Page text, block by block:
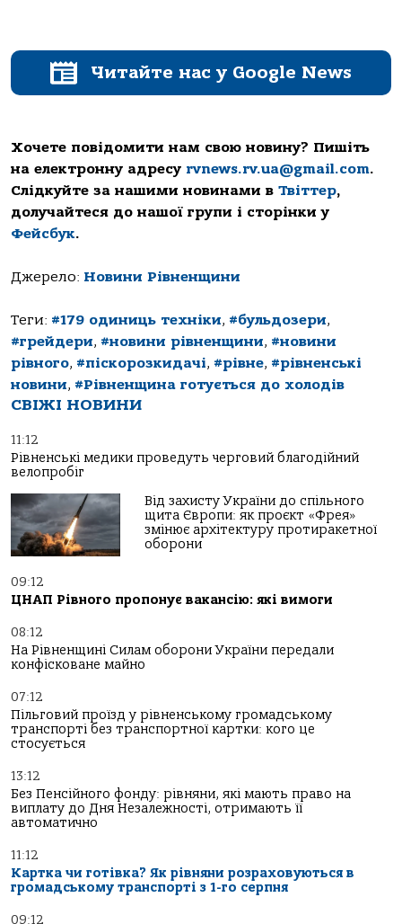
Читайте нас у Google News
Хочете повідомити нам свою новину? Пишіть
на електронну адресу rvnews.rv.ua@gmail.com.
Слідкуйте за нашими новинами в Твіттер,
долучайтеся до нашої групи і сторінки у
Фейсбук.
Джерело: Новини Рівненщини
Теги: #179 одиниць техніки, #бульдозери,
#грейдери, #новини рівненщини, #новини
рівного, #піскорозкидачі, #рівне, #рівненські
новини, #Рівненщина готується до холодів
СВІЖІ НОВИНИ
11:12
Рівненські медики проведуть черговий благодійний
велопробіг
Від захисту України до спільного
щита Європи: як проєкт «Фрея»
змінює архітектуру протиракетної
оборони
09:12
ЦНАП Рівного пропонує вакансію: які вимоги
08:12
На Рівненщині Силам оборони України передали
конфісковане майно
07:12
Пільговий проїзд у рівненському громадському
транспорті без транспортної картки: кого це
стосується
13:12
Без Пенсійного фонду: рівняни, які мають право на
виплату до Дня Незалежності, отримають її
автоматично
11:12
Картка чи готівка? Як рівняни розраховуються в
громадському транспорті з 1-го серпня
09:12